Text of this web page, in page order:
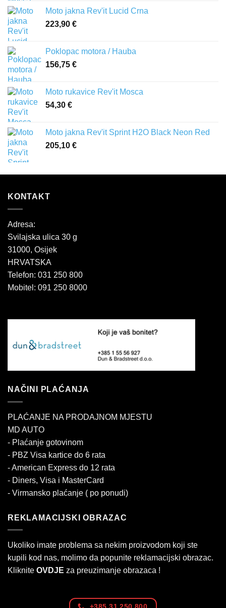
Moto jakna Rev'it Lucid Crna
223,90 €
Poklopac motora / Hauba
156,75 €
Moto rukavice Rev'it Mosca
54,30 €
Moto jakna Rev'it Sprint H2O Black Neon Red
205,10 €
KONTAKT
Adresa:
Svilajska ulica 30 g
31000, Osijek
HRVATSKA
Telefon: 031 250 800
Mobitel: 091 250 8000
NAČINI PLAĆANJA
PLAĆANJE NA PRODAJNOM MJESTU
MD AUTO
- Plaćanje gotovinom
- PBZ Visa kartice do 6 rata
- American Express do 12 rata
- Diners, Visa i MasterCard
- Virmansko plaćanje ( po ponudi)
REKLAMACIJSKI OBRAZAC
Ukoliko imate problema sa nekim proizvodom koji ste
kupili kod nas, molimo da popunite reklamacijski obrazac.
Kliknite OVDJE za preuzimanje obrazaca !